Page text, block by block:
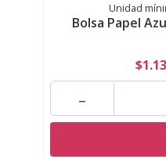
Unidad
Bolsa Papel
-